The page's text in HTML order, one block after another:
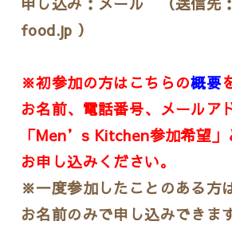
food.jp ）
※初参加の方はこちらの概要
お名前、電話番号、メールア
「Men’s Kitchen参加希望」
お申し込みください。
※一度参加したことのある方
お名前のみで申し込みできま